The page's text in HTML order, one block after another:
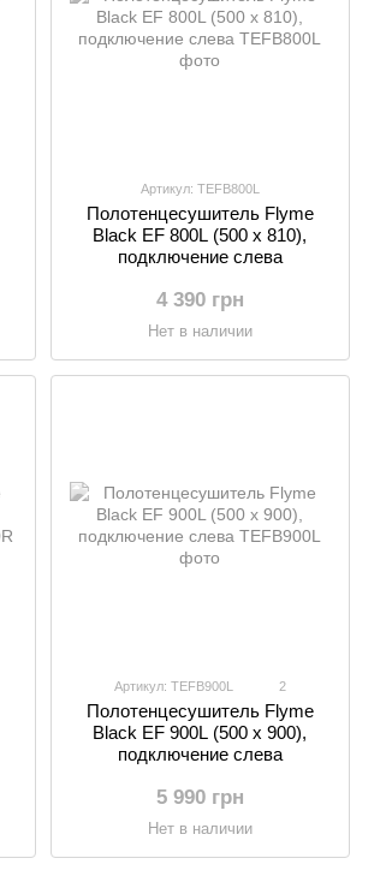
Артикул: TEFB800L
Полотенцесушитель Flyme
Black EF 800L (500 х 810),
подключение слева
4 390 грн
Нет в наличии
Артикул: TEFB900L 2
Полотенцесушитель Flyme
Black EF 900L (500 х 900),
подключение слева
5 990 грн
Нет в наличии